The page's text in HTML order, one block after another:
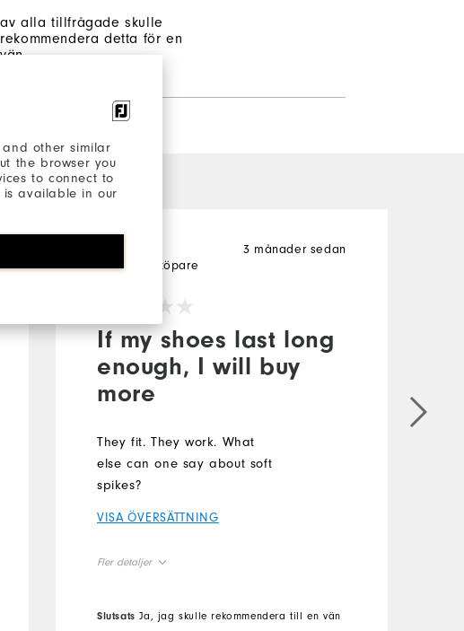
other similar
the browser you
to connect to
is available in our
av alla tillfrågade skulle
rekommendera detta för en
vän.
If my shoes last long
enough, I will buy
more
3 månader sedan
Verifierad köpare
They fit. They work. What
else can one say about soft
spikes?
VISA ÖVERSÄTTNING
Fler detaljer
Slutsats Ja, jag skulle rekommendera till en vän